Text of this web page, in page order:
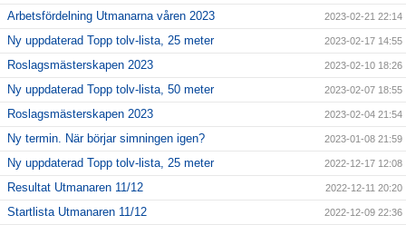
Arbetsfördelning Utmanarna våren 2023 2023-02-21 22:14
Ny uppdaterad Topp tolv-lista, 25 meter 2023-02-17 14:55
Roslagsmästerskapen 2023 2023-02-10 18:26
Ny uppdaterad Topp tolv-lista, 50 meter 2023-02-07 18:55
Roslagsmästerskapen 2023 2023-02-04 21:54
Ny termin. När börjar simningen igen? 2023-01-08 21:59
Ny uppdaterad Topp tolv-lista, 25 meter 2022-12-17 12:08
Resultat Utmanaren 11/12 2022-12-11 20:20
Startlista Utmanaren 11/12 2022-12-09 22:36